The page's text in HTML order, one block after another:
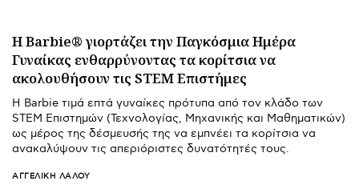
Η Barbie® γιορτάζει την Παγκόσμια Ημέρα
Γυναίκας ενθαρρύνοντας τα κορίτσια να
ακολουθήσουν τις STEM Επιστήμες
Η Barbie τιμά επτά γυναίκες πρότυπα από τον κλάδο των
STEM Επιστημών (Τεχνολογίας, Μηχανικής και Μαθηματικών)
ως μέρος της δέσμευσής της να εμπνέει τα κορίτσια να
ανακαλύψουν τις απεριόριστες δυνατότητές τους.
ΑΓΓΕΛΙΚΉ ΛΆΛΟΥ